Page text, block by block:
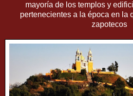
mayoría de los templos y
pertenecientes a la época en la
zapotecos